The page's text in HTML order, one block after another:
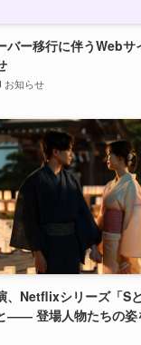
バー移行に伴うWeb
お知らせ
、Netflixシリーズ「S
―― 登場人物たちの姿